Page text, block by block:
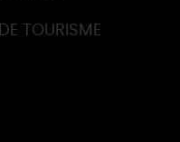
TOURISME